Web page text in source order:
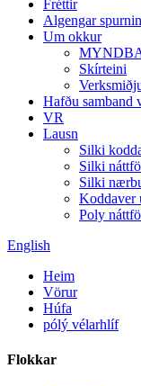
Fréttir
Algengar
Um okkur
Skírteini
Hafðu samband
VR
Lausn
Silki
Silki
Silki
Koddaver
Poly
English
Heim
Vörur
Húfa
pólý vélarhlíf
Flokkar